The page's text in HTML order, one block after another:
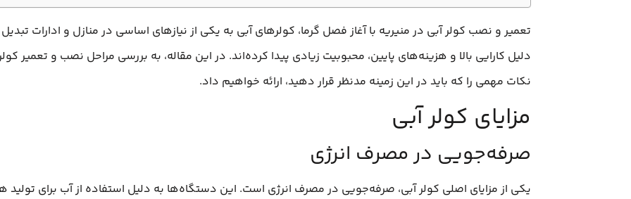
تعمیر و نصب کولر آبی در منیریه با آغاز فصل گرما، کولرهای آبی به یکی از نیازهای اساسی در منازل و ادارات
دلیل کارایی بالا و هزینه‌های پایین، محبوبیت زیادی پیدا کرده‌اند. در این مقاله، به بررسی مراحل نصب و تعمیر
نکات مهمی را که باید در این زمینه مدنظر قرار دهید، ارائه خواهیم داد.
مزایای کولر آبی
صرفه‌جویی در مصرف انرژی
یکی از مزایای اصلی کولر آبی، صرفه‌جویی در مصرف انرژی است. این دستگاه‌ها به دلیل استفاده از آب برای